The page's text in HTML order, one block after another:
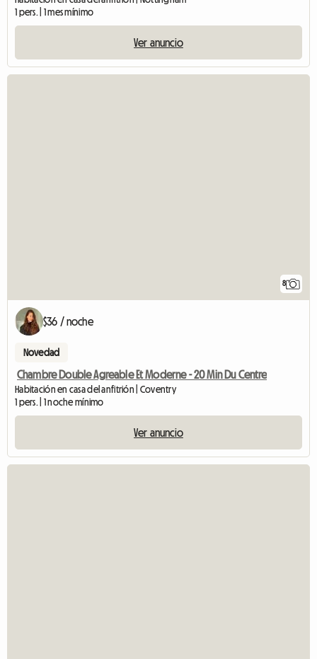
1 pers. | 1 mes mínimo
Ver anuncio
8
$36 / noche
Novedad
Chambre Double Agreable Et Moderne - 20 Min Du Centre
Habitación en casa del anfitrión | Coventry
1 pers. | 1 noche mínimo
Ver anuncio